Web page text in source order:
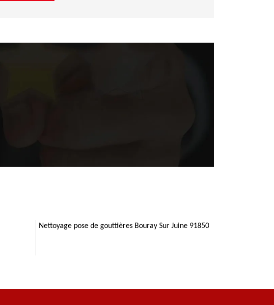
Nettoyage pose de gouttières Bouray Sur Juine 91850